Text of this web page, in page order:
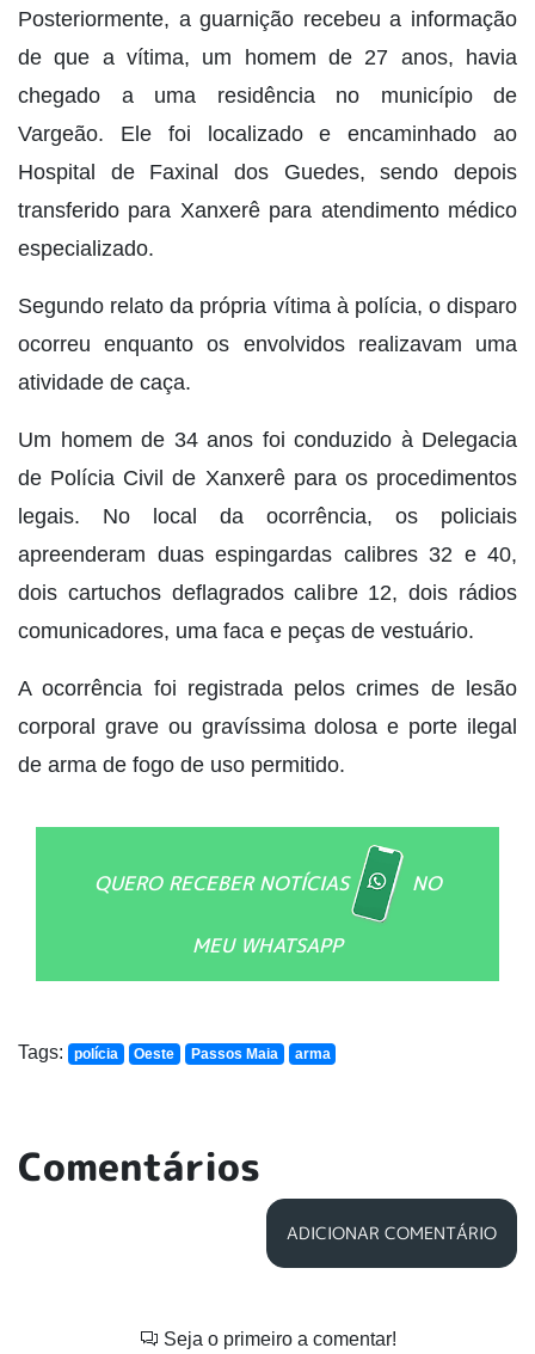
Posteriormente, a guarnição recebeu a informação
de que a vítima, um homem de 27 anos, havia
chegado a uma residência no município de
Vargeão. Ele foi localizado e encaminhado ao
Hospital de Faxinal dos Guedes, sendo depois
transferido para Xanxerê para atendimento médico
especializado.
Segundo relato da própria vítima à polícia, o disparo
ocorreu enquanto os envolvidos realizavam uma
atividade de caça.
Um homem de 34 anos foi conduzido à Delegacia
de Polícia Civil de Xanxerê para os procedimentos
legais. No local da ocorrência, os policiais
apreenderam duas espingardas calibres 32 e 40,
dois cartuchos deflagrados calibre 12, dois rádios
comunicadores, uma faca e peças de vestuário.
A ocorrência foi registrada pelos crimes de lesão
corporal grave ou gravíssima dolosa e porte ilegal
de arma de fogo de uso permitido.
QUERO RECEBER NOTÍCIAS NO
MEU WHATSAPP
Tags: polícia Oeste Passos Maia arma
Comentários
ADICIONAR COMENTÁRIO
Seja o primeiro a comentar!